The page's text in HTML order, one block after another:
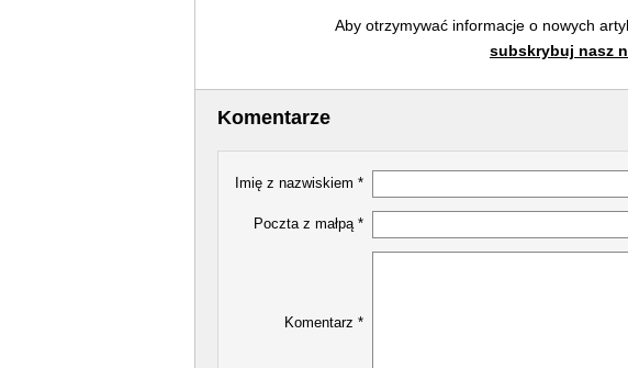
Aby otrzymywać informacje o nowych
subskrybuj nasz
Komentarze
Imię z nazwiskiem *
Poczta z małpą *
Komentarz *